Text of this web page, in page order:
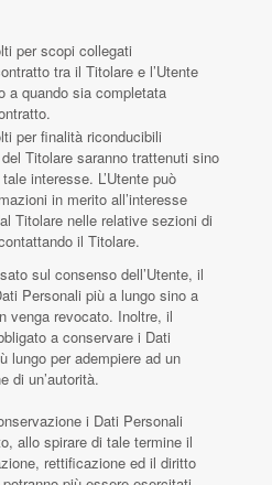
per scopi collegati
tra il Titolare e l’Utente
a quando sia completata
per finalità riconducibili
Titolare saranno trattenuti sino
interesse. L’Utente può
in merito all’interesse
Titolare nelle relative sezioni di
il Titolare.
sul consenso dell’Utente, il
Personali più a lungo sino a
venga revocato. Inoltre, il
a conservare i Dati
lungo per adempiere ad un
di un’autorità.
i Dati Personali
allo spirare di tale termine il
rettificazione ed il diritto